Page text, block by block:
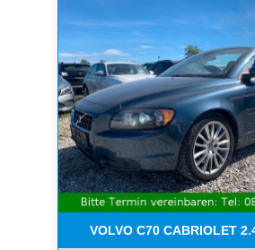
VOLVO C70 CABRIOLET